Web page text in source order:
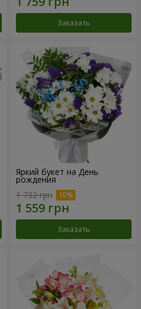
Заказать
Яркий букет на День
рождения
1 732 грн
Заказать